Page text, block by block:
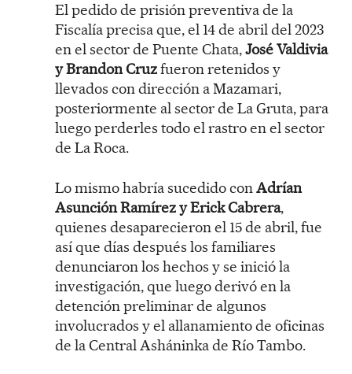
El pedido de prisión preventiva de la
Fiscalía precisa que, el 14 de abril del 2023
en el sector de Puente Chata,José Valdivia
y Brandon Cruzfueron retenidos y
llevados con dirección a Mazamari,
posteriormente al sector de La Gruta, para
luego perderles todo el rastro en el sector
de La Roca.
Lo mismo habría sucedido conAdrían
Asunción Ramírez y Erick Cabrera,
quienes desaparecieron el 15 de abril, fue
así que días después los familiares
denunciaron los hechos y se inició la
investigación, que luego derivó en la
detención preliminar de algunos
involucrados y el allanamiento de oficinas
de la Central Asháninka de Río Tambo.